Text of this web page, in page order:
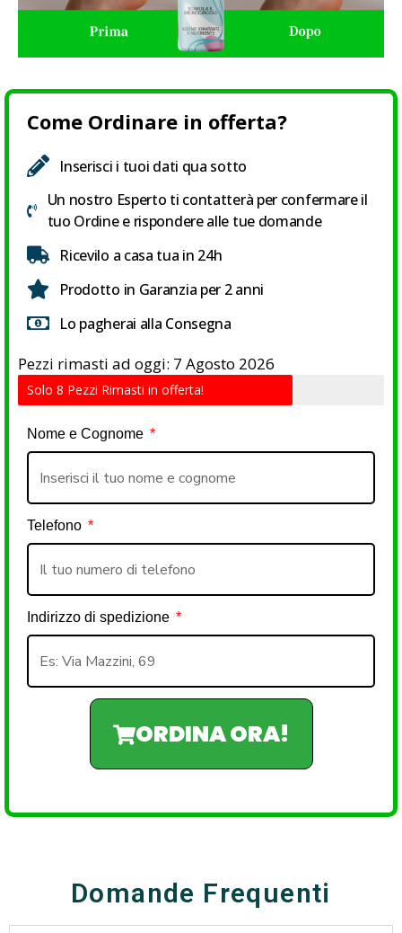
Come Ordinare in offerta?
Inserisci i tuoi dati qua sotto
Un nostro Esperto ti contatterà per confermare il
tuo Ordine e rispondere alle tue domande
Ricevilo a casa tua in 24h
Prodotto in Garanzia per 2 anni
Lo pagherai alla Consegna
Pezzi rimasti ad oggi: 7 Agosto 2026
Solo 8 Pezzi Rimasti in offerta!
Nome e Cognome
Telefono
Indirizzo di spedizione
ORDINA ORA!
Domande Frequenti